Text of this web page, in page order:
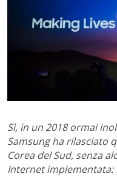
Sì, in un 2018 ormai
Samsung ha rilasciato
Corea del Sud, senza
Internet implementata: